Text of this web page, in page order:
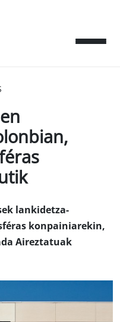
lankidetza-
konpainiarekin,
Aireztatuak